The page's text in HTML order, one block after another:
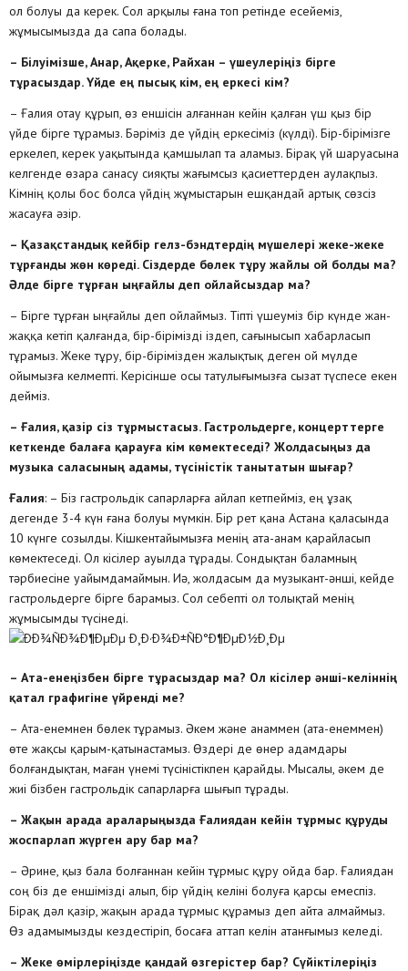
ол болуы да керек. Сол арқылы ғана топ ретінде есейеміз,
жұмысымызда да сапа болады.
– Білуімізше, Анар, Ақерке, Райхан – үшеулеріңіз бірге
тұрасыздар. Үйде ең пысық кім, ең еркесі кім?
– Ғалия отау құрып, өз еншісін алғаннан кейін қалған үш қыз бір
үйде бірге тұрамыз. Бәріміз де үйдің еркесіміз (күлді). Бір-бірімізге
еркелеп, керек уақытында қамшылап та аламыз. Бірақ үй шаруасына
келгенде өзара санасу сияқты жағымсыз қасиеттерден аулақпыз.
Кімнің қолы бос болса үйдің жұмыстарын ешқандай артық сөзсіз
жасауға әзір.
– Қазақстандық кейбір гелз-бэндтердің мүшелері жеке-жеке
тұрғанды жөн көреді. Сіздерде бөлек тұру жайлы ой болды ма?
Әлде бірге тұрған ыңғайлы деп ойлайсыздар ма?
– Бірге тұрған ыңғайлы деп ойлаймыз. Тіпті үшеуміз бір күнде жан-
жаққа кетіп қалғанда, бір-бірімізді іздеп, сағынысып хабарласып
тұрамыз. Жеке тұру, бір-бірімізден жалықтық деген ой мүлде
ойымызға келмепті. Керісінше осы татулығымызға сызат түспесе екен
дейміз.
– Ғалия, қазір сіз тұрмыстасыз. Гастрольдерге, концерттерге
кеткенде балаға қарауға кім көмектеседі? Жолдасыңыз да
музыка саласының адамы, түсіністік танытатын шығар?
Ғалия: – Біз гастрольдік сапарларға айлап кетпейміз, ең ұзақ
дегенде 3-4 күн ғана болуы мүмкін. Бір рет қана Астана қаласында
10 күнге созылды. Кішкентайымызға менің ата-анам қарайласып
көмектеседі. Ол кісілер ауылда тұрады. Сондықтан баламның
тәрбиесіне уайымдамаймын. Иә, жолдасым да музыкант-әнші, кейде
гастрольдерге бірге барамыз. Сол себепті ол толықтай менің
жұмысымды түсінеді.
– Ата-енеңізбен бірге тұрасыздар ма? Ол кісілер әнші-келіннің
қатал графигіне үйренді ме?
– Ата-енемнен бөлек тұрамыз. Әкем және анаммен (ата-енеммен)
өте жақсы қарым-қатынастамыз. Өздері де өнер адамдары
болғандықтан, маған үнемі түсіністікпен қарайды. Мысалы, әкем де
жиі бізбен гастрольдік сапарларға шығып тұрады.
– Жақын арада араларыңызда Ғалиядан кейін тұрмыс құруды
жоспарлап жүрген ару бар ма?
– Әрине, қыз бала болғаннан кейін тұрмыс құру ойда бар. Ғалиядан
соң біз де еншімізді алып, бір үйдің келіні болуға қарсы емеспіз.
Бірақ дәл қазір, жақын арада тұрмыс құрамыз деп айта алмаймыз.
Өз адамымызды кездестіріп, босаға аттап келін атанғымыз келеді.
– Жеке өмірлеріңізде қандай өзгерістер бар? Сүйіктілеріңіз